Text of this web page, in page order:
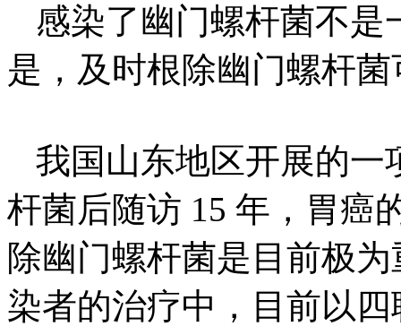
感染了幽门螺杆菌不是
是，及时根除幽门螺杆
我国山东地区开展的一
杆菌后随访 15 年，胃癌
除幽门螺杆菌是目前极
染者的治疗中，目前以